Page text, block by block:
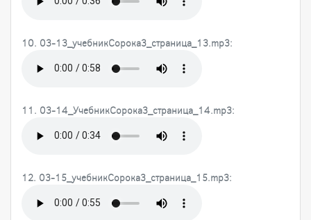
10. 03-13_учебникСорока3_страница_13.mp3:
11. 03-14_УчебникСорока3_страница_14.mp3:
12. 03-15_учебникСорока3_страница_15.mp3: